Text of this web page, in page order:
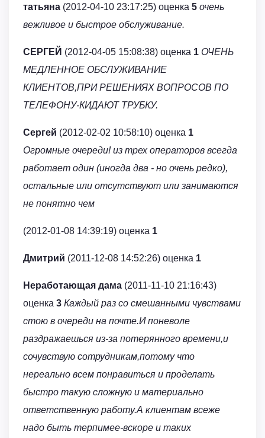
татьяна (2012-04-10 23:17:25) оценка 5 очень
вежливое и быстрое обслуживание.
СЕРГЕЙ (2012-04-05 15:08:38) оценка 1 ОЧЕНЬ
МЕДЛЕННОЕ ОБСЛУЖИВАНИЕ
КЛИЕНТОВ,ПРИ РЕШЕНИЯХ ВОПРОСОВ ПО
ТЕЛЕФОНУ-КИДАЮТ ТРУБКУ.
Сергей (2012-02-02 10:58:10) оценка 1
Огромные очереди! из трех операторов всегда
работает один (иногда два - но очень редко),
остальные или отсутствуют или занимаются
не понятно чем
(2012-01-08 14:39:19) оценка 1
Дмитрий (2011-12-08 14:52:26) оценка 1
Неработающая дама (2011-11-10 21:16:43)
оценка 3 Каждый раз со смешанными чувствами
стою в очереди на почте.И поневоле
раздражаешься из-за потерянного времени,и
сочувствую сотрудникам,потому что
нереально всем понравиться и проделать
быстро такую сложную и материально
ответственную работу.А клиентам всеже
надо быть терпимее-вскоре и таких